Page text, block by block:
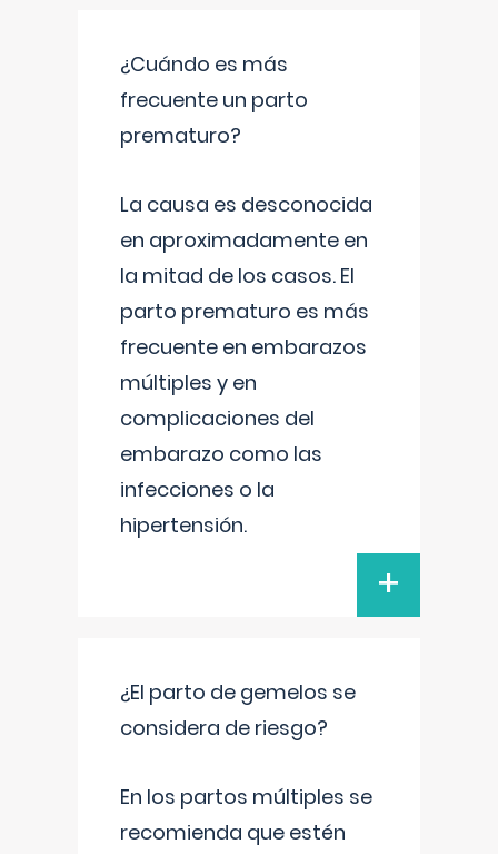
¿Cuándo es más
frecuente un parto
prematuro?
La causa es desconocida
en aproximadamente en
la mitad de los casos. El
parto prematuro es más
frecuente en embarazos
múltiples y en
complicaciones del
embarazo como las
infecciones o la
hipertensión.
+
¿El parto de gemelos se
considera de riesgo?
En los partos múltiples se
recomienda que estén